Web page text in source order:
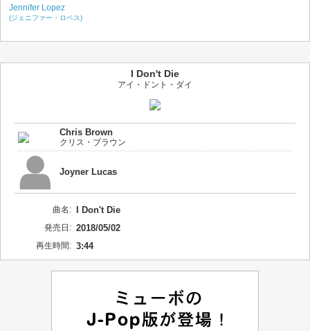
Jennifer Lopez
(ジェニファー・ロペス)
I Don't Die
アイ・ドント・ダイ
Chris Brown
クリス・ブラウン
Joyner Lucas
曲名: I Don't Die
発売日: 2018/05/02
再生時間: 3:44